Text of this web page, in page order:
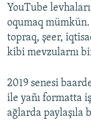
YouTube
oqumaq mümkün.
topraq, şeer,
kibi mevzularnı
2019 senesi
ile yañı formatta
ağlarda paylaşıla